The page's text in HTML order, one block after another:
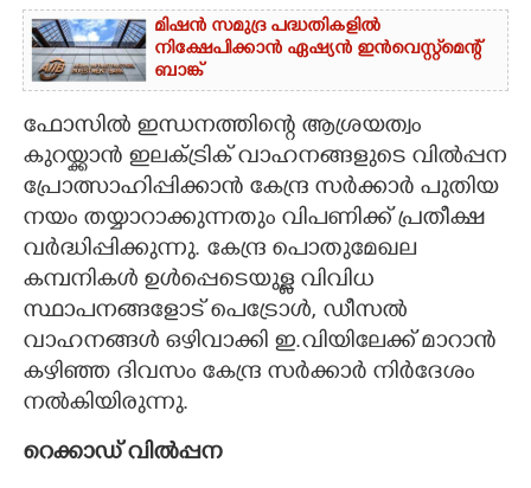
മിഷൻ സമുദ്ര പദ്ധതികളിൽ
നിക്ഷേപിക്കാൻ ഏഷ്യൻ ഇൻവെസ്റ്റ്മെന്റ്
ബാങ്ക്
ഫോസിൽ ഇന്ധനത്തിന്റെ ആശ്രയത്വം
കുറയ്ക്കാൻ ഇലക്ട്രിക് വാഹനങ്ങളുടെ വിൽപ്പന
പ്രോത്സാഹിപ്പിക്കാൻ കേന്ദ്ര സർക്കാർ പുതിയ
നയം തയ്യാറാക്കുന്നതും വിപണിക്ക് പ്രതീക്ഷ
വർദ്ധിപ്പിക്കുന്നു. കേന്ദ്ര പൊതുമേഖല
കമ്പനികൾ ഉൾപ്പെടെയുള്ള വിവിധ
സ്ഥാപനങ്ങളോട് പെട്രോൾ, ഡീസൽ
വാഹനങ്ങൾ ഒഴിവാക്കി ഇ.വിയിലേക്ക് മാറാൻ
കഴിഞ്ഞ ദിവസം കേന്ദ്ര സർക്കാർ നിർദേശം
നൽകിയിരുന്നു.
റെക്കാഡ് വിൽപ്പന